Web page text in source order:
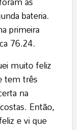
bateria.
primeira
76.24.
muito feliz
tem três
na
Então,
e vi que